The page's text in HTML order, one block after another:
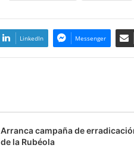
LinkedIn Messenger
Arranca campaña de
de la Rubéola